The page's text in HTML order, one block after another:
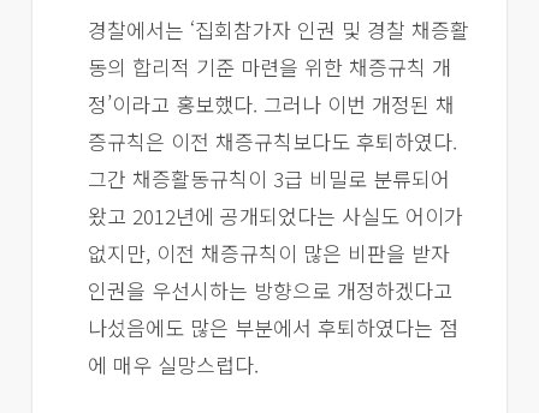
경찰에서는 ‘집회참가자 인권 및 경찰 채증활
동의 합리적 기준 마련을 위한 채증규칙 개
정’이라고 홍보했다. 그러나 이번 개정된 채
증규칙은 이전 채증규칙보다도 후퇴하였다.
그간 채증활동규칙이 3급 비밀로 분류되어
왔고 2012년에 공개되었다는 사실도 어이가
없지만, 이전 채증규칙이 많은 비판을 받자
인권을 우선시하는 방향으로 개정하겠다고
나섰음에도 많은 부분에서 후퇴하였다는 점
에 매우 실망스럽다.